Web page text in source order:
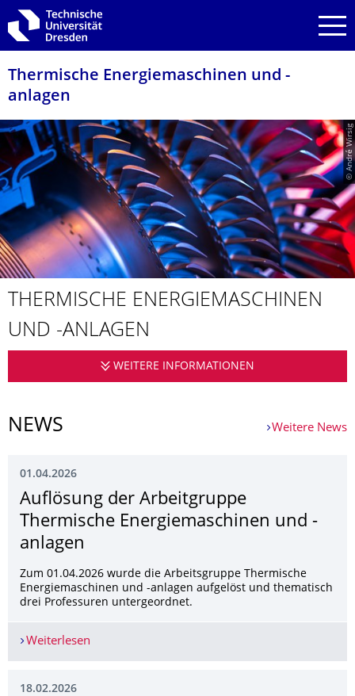
Zur Hauptnavigation springen
Zur Suche springen
Zum Inhalt springen
Thermische Energiemaschinen und -
anlagen
© André Wirsig
THERMISCHE ENERGIEMA­SCHINEN
UND -ANLAGEN
WEITERE INFORMATIONEN
NEWS Weitere News
01.04.2026
Auflösung der Arbeitgruppe
Thermische Energiemaschinen und -
anlagen
Zum 01.04.2026 wurde die Arbeitsgruppe Thermische
Energiemaschinen und -anlagen aufgelöst und thematisch
drei Professuren untergeordnet.
Weiterlesen
18.02.2026